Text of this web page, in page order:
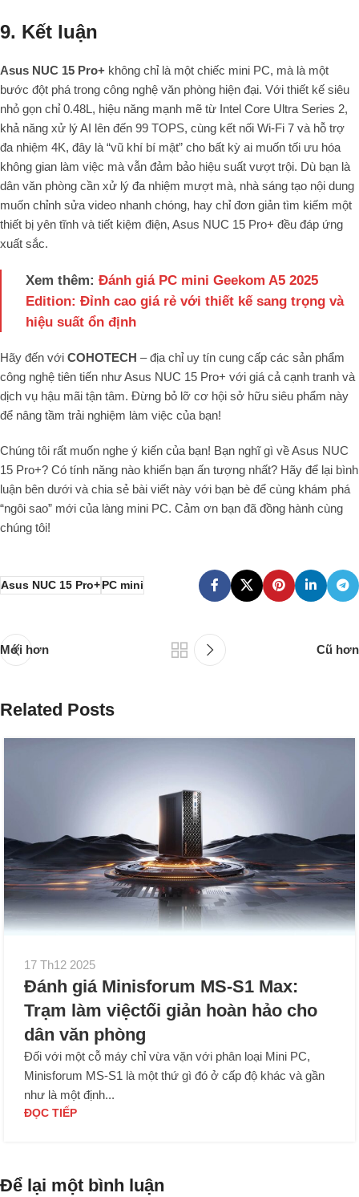
9. Kết luận
Asus NUC 15 Pro+ không chỉ là một chiếc mini PC, mà là một
bước đột phá trong công nghệ văn phòng hiện đại. Với thiết kế siêu
nhỏ gọn chỉ 0.48L, hiệu năng mạnh mẽ từ Intel Core Ultra Series 2,
khả năng xử lý AI lên đến 99 TOPS, cùng kết nối Wi-Fi 7 và hỗ trợ
đa nhiệm 4K, đây là “vũ khí bí mật” cho bất kỳ ai muốn tối ưu hóa
không gian làm việc mà vẫn đảm bảo hiệu suất vượt trội. Dù bạn là
dân văn phòng cần xử lý đa nhiệm mượt mà, nhà sáng tạo nội dung
muốn chỉnh sửa video nhanh chóng, hay chỉ đơn giản tìm kiếm một
thiết bị yên tĩnh và tiết kiệm điện, Asus NUC 15 Pro+ đều đáp ứng
xuất sắc.
Xem thêm: Đánh giá PC mini Geekom A5 2025
Edition: Đỉnh cao giá rẻ với thiết kế sang trọng và
hiệu suất ổn định
Hãy đến với COHOTECH – địa chỉ uy tín cung cấp các sản phẩm
công nghệ tiên tiến như Asus NUC 15 Pro+ với giá cả cạnh tranh và
dịch vụ hậu mãi tận tâm. Đừng bỏ lỡ cơ hội sở hữu siêu phẩm này
để nâng tầm trải nghiệm làm việc của bạn!
Chúng tôi rất muốn nghe ý kiến của bạn! Bạn nghĩ gì về Asus NUC
15 Pro+? Có tính năng nào khiến bạn ấn tượng nhất? Hãy để lại bình
luận bên dưới và chia sẻ bài viết này với bạn bè để cùng khám phá
“ngôi sao” mới của làng mini PC. Cảm ơn bạn đã đồng hành cùng
chúng tôi!
Asus NUC 15 Pro+PC mini
Mới hơn Cũ hơn
Related Posts
17 Th12 2025
Đánh giá Minisforum MS-S1 Max:
Trạm làm việctối giản hoàn hảo cho
dân văn phòng
Đối với một cỗ máy chỉ vừa vặn với phân loại Mini PC,
Minisforum MS-S1 là một thứ gì đó ở cấp độ khác và gần
như là một định...
ĐỌC TIẾP
Để lại một bình luận